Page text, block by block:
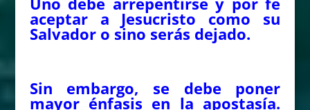
aceptar a Jesucristo como su
Salvador o sino serás dejado.
Sin embargo, se debe poner
mayor énfasis en la apostasía.